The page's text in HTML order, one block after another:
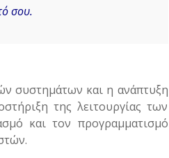
σου.
συστημάτων και η ανάπτυξη
της λειτουργίας των
και τον προγραμματισμό